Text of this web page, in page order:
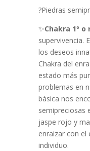
?Piedras
✨Chakra 1º o
supervivencia.
los deseos
Chakra del
estado más
problemas en
básica nos
semipreciosas
jaspe rojo y
enraizar con el
individuo.